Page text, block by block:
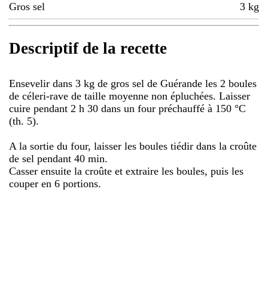
Gros sel 3 kg
Descriptif de la recette
Ensevelir dans 3 kg de gros sel de Guérande les 2 boules
de céleri-rave de taille moyenne non épluchées. Laisser
cuire pendant 2 h 30 dans un four préchauffé à 150 °C
(th. 5).
A la sortie du four, laisser les boules tiédir dans la croûte
de sel pendant 40 min.
Casser ensuite la croûte et extraire les boules, puis les
couper en 6 portions.